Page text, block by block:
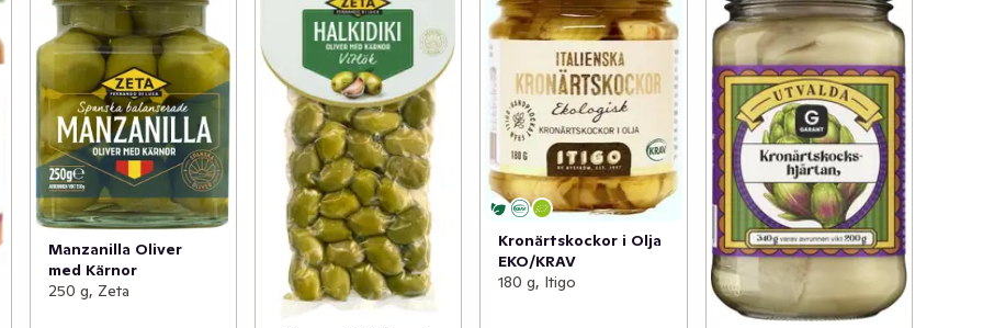
Manzanilla Oliver
med Kärnor
250 g, Zeta
Kronärtskockor i Olja
EKO/KRAV
180 g, Itigo